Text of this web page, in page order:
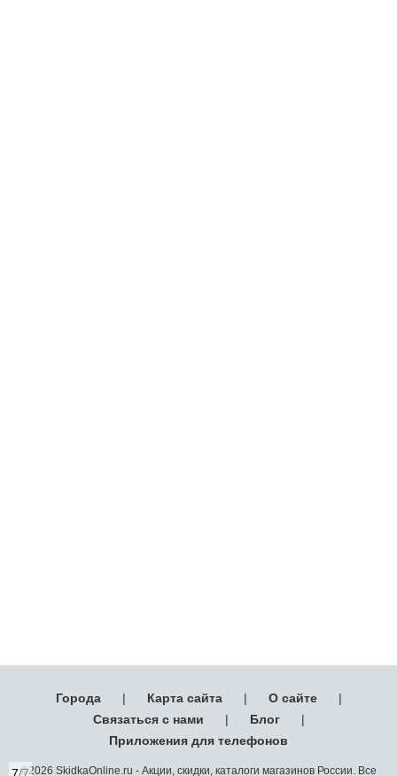
Города | Карта сайта | О сайте
|
Связаться с нами
| Блог
|
Приложения для телефонов
©2026 SkidkaOnline.ru - Акции, скидки, каталоги магазинов России. Все